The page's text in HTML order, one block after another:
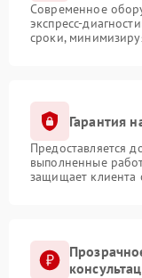
Современное
экспресс-
сроки,
Гарантия
Предоставляется
выполненные
защищает клиента